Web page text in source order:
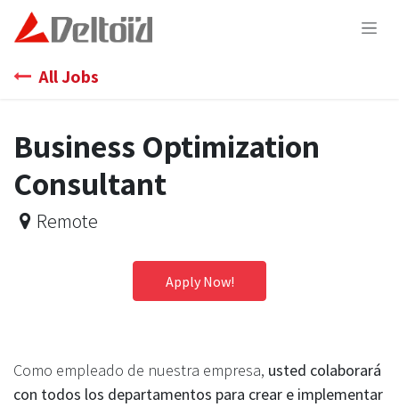
Skip to Content
All Jobs
Business Optimization
Consultant
Remote
Apply Now!
Como empleado de nuestra empresa, usted colaborará
con todos los departamentos para crear e implementar